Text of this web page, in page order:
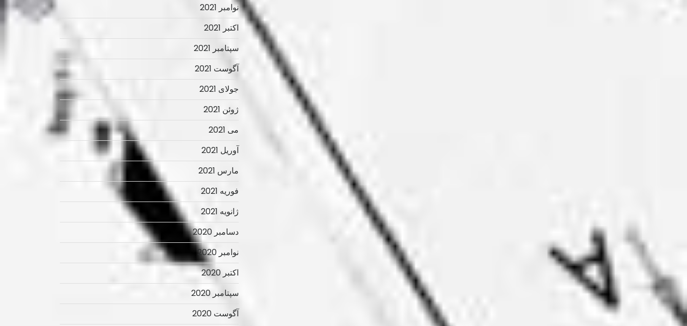
نوامبر 2021
اکتبر 2021
سپتامبر 2021
آگوست 2021
جولای 2021
ژوئن 2021
می 2021
آوریل 2021
مارس 2021
فوریه 2021
ژانویه 2021
دسامبر 2020
نوامبر 2020
اکتبر 2020
سپتامبر 2020
آگوست 2020